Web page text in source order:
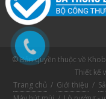
© Bản quyền thuộc về
Thiết kế
Trang chủ / Giới thiệu /